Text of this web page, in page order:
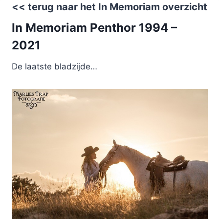
<< terug naar het In Memoriam overzicht
In Memoriam Penthor 1994 –
2021
De laatste bladzijde…